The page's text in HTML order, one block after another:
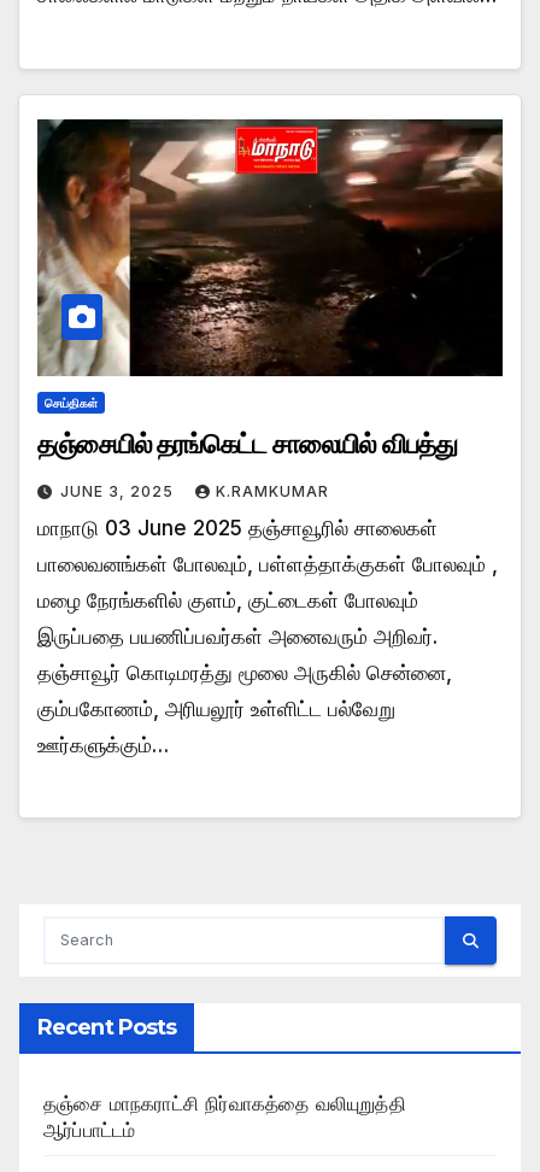
செய்திகள்
தஞ்சையில் தரங்கெட்ட சாலையில் விபத்து
JUNE 3, 2025 K.RAMKUMAR
மாநாடு 03 June 2025 தஞ்சாவூரில் சாலைகள்
பாலைவனங்கள் போலவும், பள்ளத்தாக்குகள் போலவும் ,
மழை நேரங்களில் குளம், குட்டைகள் போலவும்
இருப்பதை பயணிப்பவர்கள் அனைவரும் அறிவர்.
தஞ்சாவூர் கொடிமரத்து மூலை அருகில் சென்னை,
கும்பகோணம், அரியலூர் உள்ளிட்ட பல்வேறு
ஊர்களுக்கும்…
Recent Posts
தஞ்சை மாநகராட்சி நிர்வாகத்தை வலியுறுத்தி
ஆர்ப்பாட்டம்